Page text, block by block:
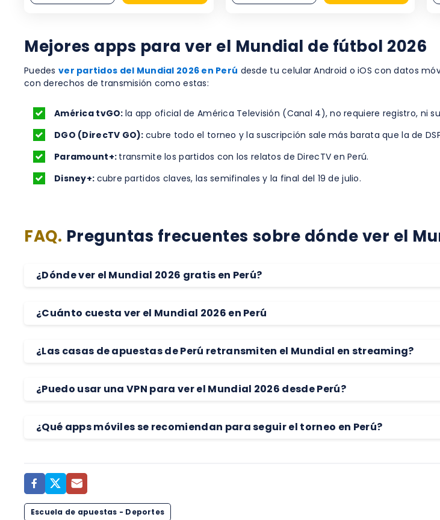
Mejores apps para ver el Mundial de fútbol 2026
Puedes ver partidos del Mundial 2026 en Perú desde tu celular Android o iOS con datos
con derechos de transmisión como estas:
América tvGO: la app oficial de América Televisión (Canal 4), no requiere registro, ni
DGO (DirecTV GO):cubre todo el torneo y la suscripción sale más barata que la de
Paramount+: transmite los partidos con los relatos de DirecTV en Perú.
Disney+: cubre partidos claves, las semifinales y la final del 19 de julio.
FAQ. Preguntas frecuentes sobre dónde ver el
¿Dónde ver el Mundial 2026 gratis en Perú?
¿Cuánto cuesta ver el Mundial 2026 en Perú
¿Las casas de apuestas de Perú retransmiten el Mundial en streaming?
¿Puedo usar una VPN para ver el Mundial 2026 desde Perú?
¿Qué apps móviles se recomiendan para seguir el torneo en Perú?
Escuela de apuestas - Deportes